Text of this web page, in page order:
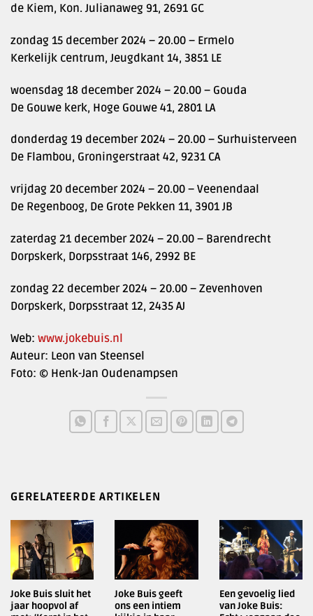
de Kiem, Kon. Julianaweg 91, 2691 GC
zondag 15 december 2024 – 20.00 – Ermelo
Kerkelijk centrum, Jeugdkant 14, 3851 LE
woensdag 18 december 2024 – 20.00 – Gouda
De Gouwe kerk, Hoge Gouwe 41, 2801 LA
donderdag 19 december 2024 – 20.00 – Surhuisterveen
De Flambou, Groningerstraat 42, 9231 CA
vrijdag 20 december 2024 – 20.00 – Veenendaal
De Regenboog, De Grote Pekken 11, 3901 JB
zaterdag 21 december 2024 – 20.00 – Barendrecht
Dorpskerk, Dorpsstraat 146, 2992 BE
zondag 22 december 2024 – 20.00 – Zevenhoven
Dorpskerk, Dorpsstraat 12, 2435 AJ
Web: www.jokebuis.nl
Auteur: Leon van Steensel
Foto: © Henk-Jan Oudenampsen
GERELATEERDE ARTIKELEN
Joke Buis sluit het
jaar hoopvol af
Joke Buis geeft
ons een intiem
Een gevoelig lied
van Joke Buis: